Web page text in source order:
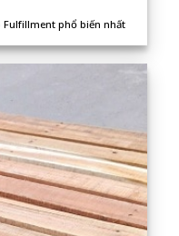
Fulfillment phổ biến nhất